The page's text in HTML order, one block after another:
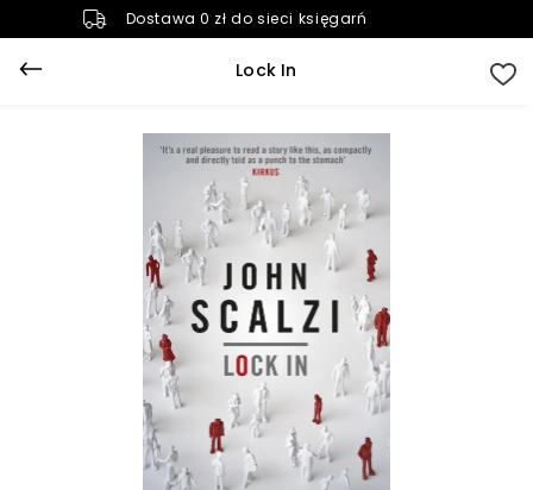
Dostawa 0 zł do sieci księgarń
Lock In